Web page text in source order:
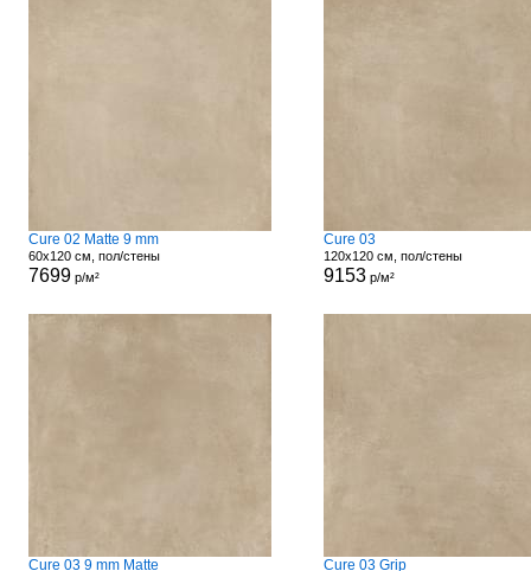
Cure 02 Matte 9 mm
60x120 см, пол/стены
7699р/м²
Cure 03
120x120 см, пол/стены
9153р/м²
Cure 03 9 mm Matte Cure 03 Grip